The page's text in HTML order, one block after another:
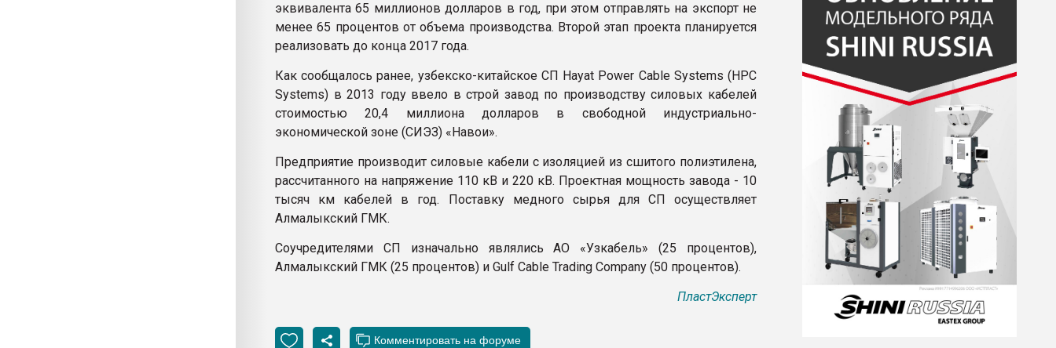
эквивалента 65 миллионов долларов в год, при этом отправлять на экспорт не
менее 65 процентов от объема производства. Второй этап проекта планируется
реализовать до конца 2017 года.
Как сообщалось ранее, узбекско-китайское СП Hayat Power Cable Systems (HPC
Systems) в 2013 году ввело в строй завод по производству силовых кабелей
стоимостью 20,4 миллиона долларов в свободной индустриально-
экономической зоне (СИЭЗ) «Навои».
Предприятие производит силовые кабели с изоляцией из сшитого полиэтилена,
рассчитанного на напряжение 110 кВ и 220 кВ. Проектная мощность завода - 10
тысяч км кабелей в год. Поставку медного сырья для СП осуществляет
Алмалыкский ГМК.
Соучредителями СП изначально являлись АО «Узкабель» (25 процентов),
Алмалыкский ГМК (25 процентов) и Gulf Cable Trading Company (50 процентов).
ПластЭксперт